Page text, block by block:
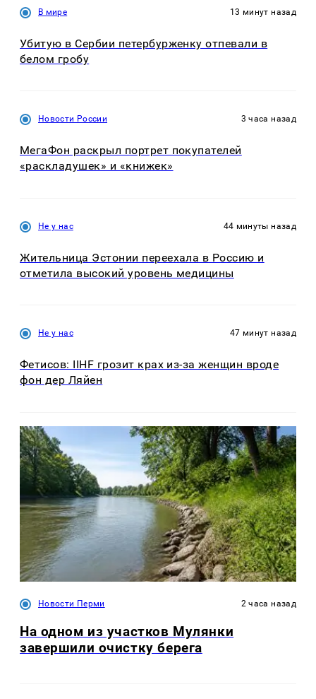
В мире 13 минут назад
Убитую в Сербии петербурженку отпевали в
белом гробу
Новости России 3 часа назад
МегаФон раскрыл портрет покупателей
«раскладушек» и «книжек»
Не у нас 44 минуты назад
Жительница Эстонии переехала в Россию и
отметила высокий уровень медицины
Не у нас 47 минут назад
Фетисов: IIHF грозит крах из-за женщин вроде
фон дер Ляйен
Новости Перми 2 часа назад
На одном из участков Мулянки
завершили очистку берега